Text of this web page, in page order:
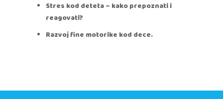
Stres kod deteta – kako prepoznati i
reagovati?
Razvoj fine motorike kod dece.